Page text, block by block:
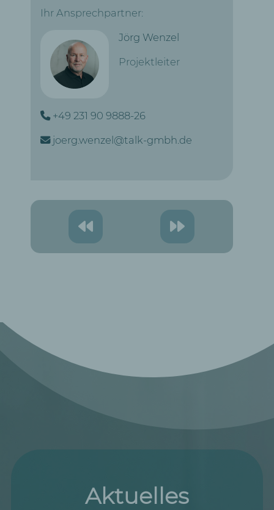
Ihr Ansprechpartner:
Jörg Wenzel
Projektleiter
+49 231 90 9888-26
joerg.wenzel@talk-gmbh.de
Aktuelles